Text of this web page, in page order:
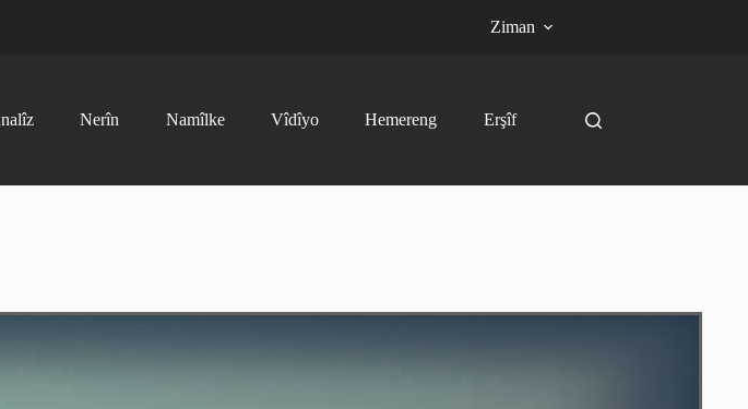
Ziman
Nerîn Namîlke Vîdîyo Hemereng Erşîf